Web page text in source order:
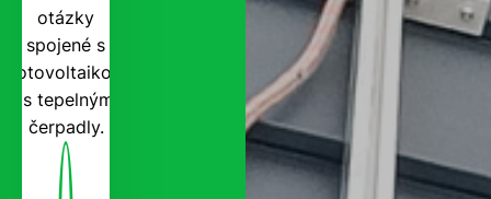
otázky
spojené s
fotovoltaikou
i s tepelnými
čerpadly.